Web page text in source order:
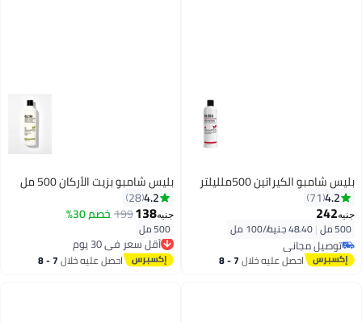
بليس شامبو الكيراتين 500ملليلتر
4.2
71
جنيه242
500 مل |
توصيل مجاني
توصيل مجانياحصل عليه خلال 7 - 8
بليس شامبو بزيت الأركان 500 مل
4.2
28
جنيه138
199 خصم 30%
500 ملأقل سعر في 30 يوم
توصيل مجاني
أقل سعر في 30 يوماحصل عليه خلال 7 - 8